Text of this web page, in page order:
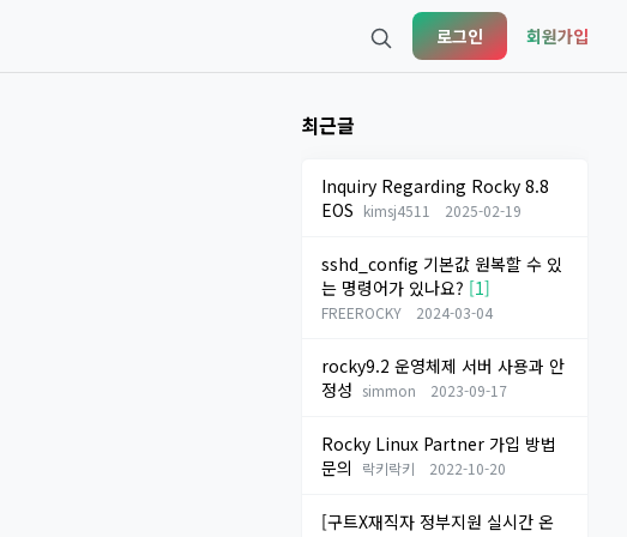
로그인 회원가입
최근글
Inquiry Regarding Rocky 8.8
EOS kimsj4511 2025-02-19
sshd_config 기본값 원복할 수 있
는 명령어가 있나요? [1]
FREEROCKY 2024-03-04
rocky9.2 운영체제 서버 사용과 안
정성 simmon 2023-09-17
Rocky Linux Partner 가입 방법
문의
락키락키 2022-10-20
[구트X재직자 정부지원 실시간 온